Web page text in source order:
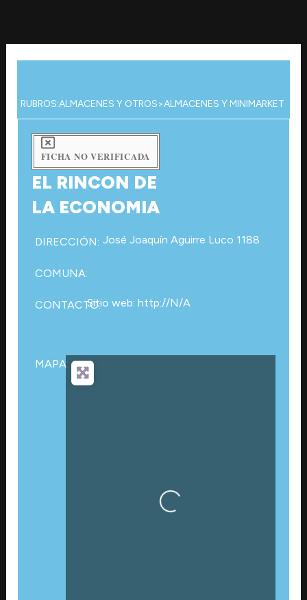
contenido
RUBROS:ALMACENES Y OTROS>ALMACENES Y MINIMARKET
FICHA NO VERIFICADA
EL RINCON DE
LA ECONOMIA
DIRECCIÓN: José Joaquín Aguirre Luco 1188
COMUNA:
CONTACTO:Sitio web: http://N/A
MAPA:
Cargando…